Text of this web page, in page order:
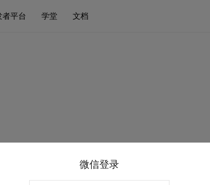
者平台 学堂 文档
微信登录